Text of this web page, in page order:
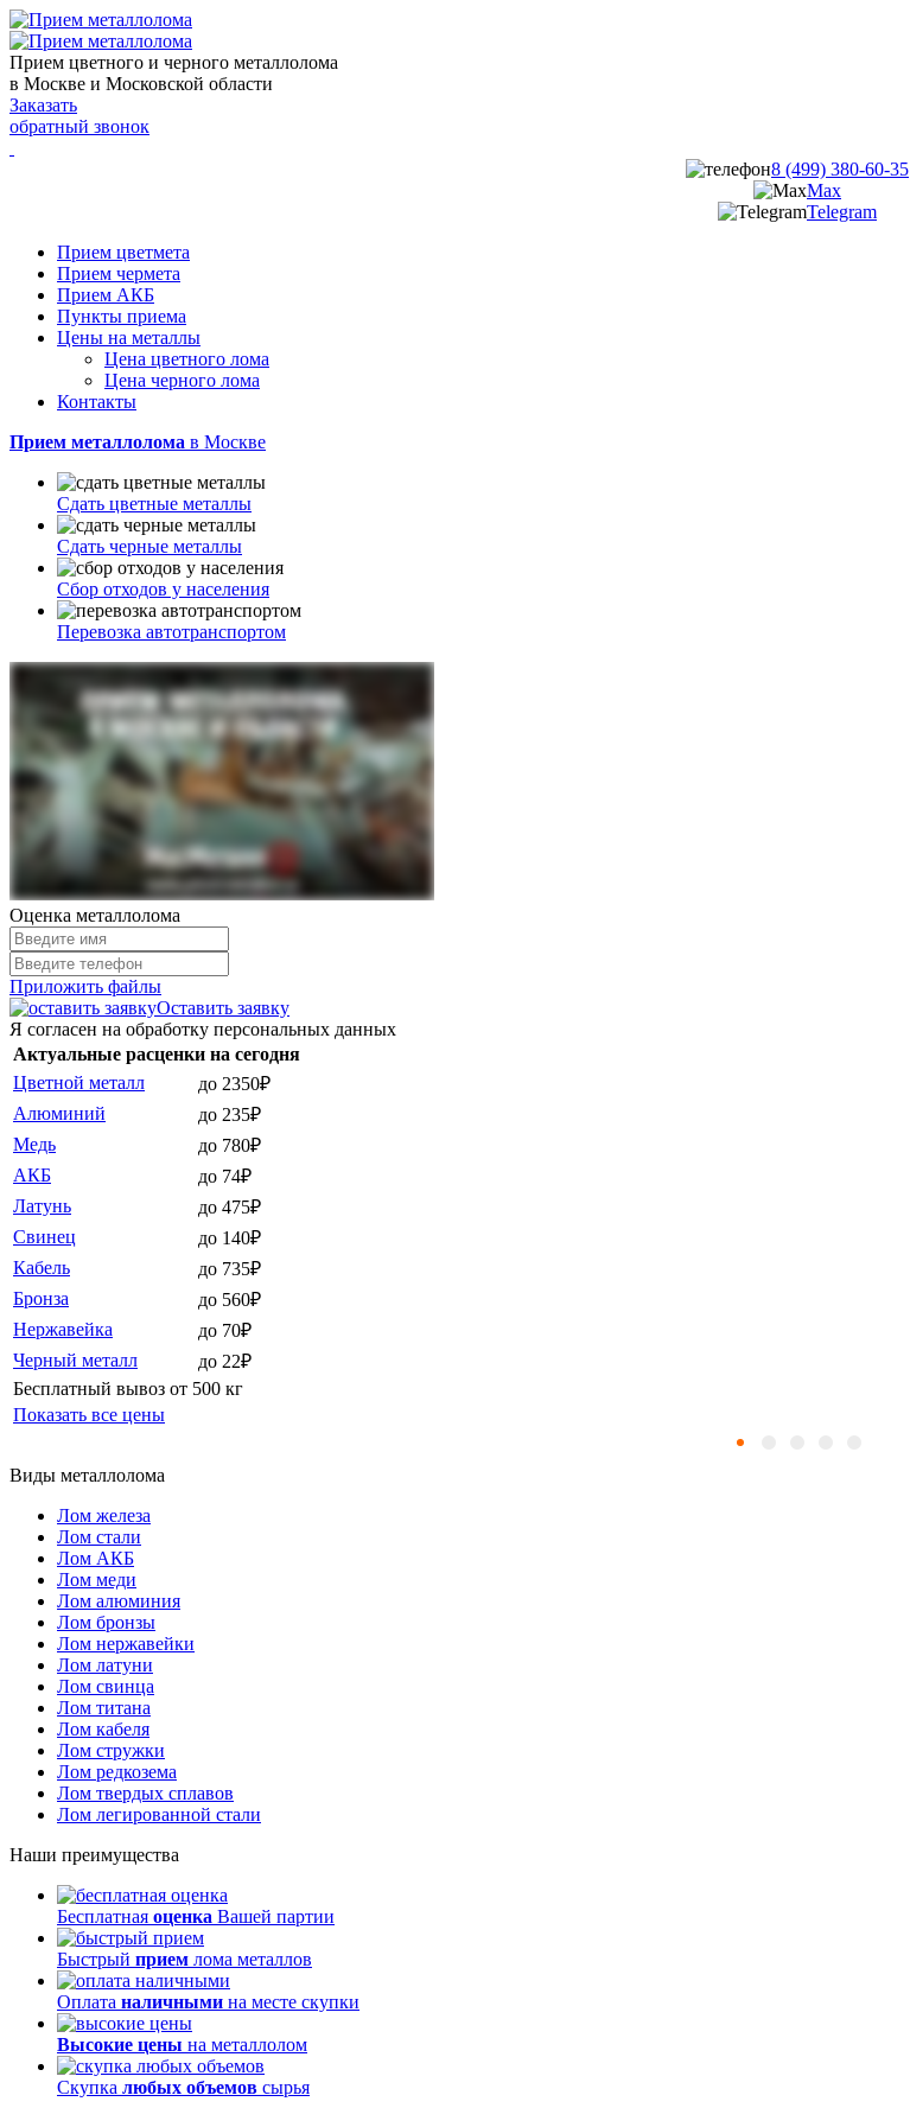
Прием цветного и черного металлолома
в Москве и Московской области
Заказать
обратный звонок
8 (499) 380-60-35
Max
Telegram
Прием цветмета
Прием чермета
Прием АКБ
Пункты приема
Цены на металлы
Цена цветного лома
Цена черного лома
Контакты
Прием металлолома в Москве
Сдать цветные металлы
Сдать черные металлы
Сбор отходов у населения
Перевозка автотранспортом
Оценка металлолома
Приложить файлы
Оставить заявку
Я согласен на обработку персональных данных
Актуальные расценки на сегодня
Цветной металл
до 2350₽
Алюминий
до 235₽
Медь
до 780₽
АКБ
до 74₽
Латунь
до 475₽
Свинец
до 140₽
Кабель
до 735₽
Бронза
до 560₽
Нержавейка
до 70₽
Черный металл
до 22₽
Бесплатный вывоз от 500 кг
Показать все цены
Виды металлолома
Лом железа
Лом стали
Лом АКБ
Лом меди
Лом алюминия
Лом бронзы
Лом нержавейки
Лом латуни
Лом свинца
Лом титана
Лом кабеля
Лом стружки
Лом редкозема
Лом твердых сплавов
Лом легированной стали
Наши преимущества
Бесплатная оценка Вашей партии
Быстрый прием лома металлов
Оплата наличными на месте скупки
Высокие цены на металлолом
Скупка любых объемов сырья